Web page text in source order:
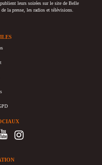
leurs soirées sur le site de Belle
la presse, les radios et télévisions.